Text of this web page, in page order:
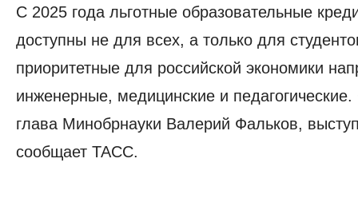
С 2025 года льготные образовательные
доступны не для всех, а только для
приоритетные для российской экономики
инженерные, медицинские и педагогические.
глава Минобрнауки Валерий Фальков,
сообщает ТАСС.